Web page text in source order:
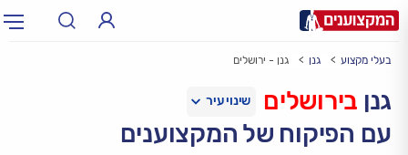
עירעיר: תל אביב, חיפה…
בעלי מקצוע גנן גנן - ירושלים
גנן בירושלים
עם הפיקוח של המקצוענים